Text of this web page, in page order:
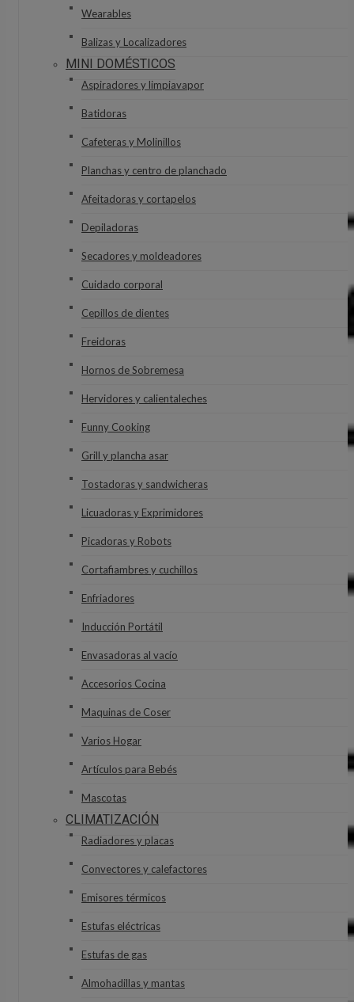
Wearables
Balizas y Localizadores
MINI DOMÉSTICOS
Aspiradores y limpiavapor
Batidoras
Cafeteras y Molinillos
Planchas y centro de planchado
Afeitadoras y cortapelos
Depiladoras
Secadores y moldeadores
Cuidado corporal
Cepillos de dientes
Freidoras
Hornos de Sobremesa
Hervidores y calientaleches
Funny Cooking
Grill y plancha asar
Tostadoras y sandwicheras
Licuadoras y Exprimidores
Picadoras y Robots
Cortafiambres y cuchillos
Enfriadores
Inducción Portátil
Envasadoras al vacío
Accesorios Cocina
Maquinas de Coser
Varios Hogar
Artículos para Bebés
Mascotas
CLIMATIZACIÓN
Radiadores y placas
Convectores y calefactores
Emisores térmicos
Estufas eléctricas
Estufas de gas
Almohadillas y mantas